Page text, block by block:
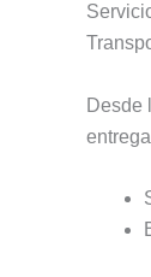
Desde